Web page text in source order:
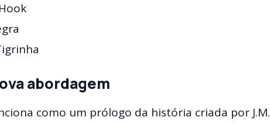
abordagem
como um prólogo da história criada por J.M.